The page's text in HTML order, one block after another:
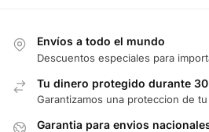
Envíos a todo el mundo
Descuentos especiales para
Tu dinero protegido durante
Garantizamos una proteccion de
Garantia para envios